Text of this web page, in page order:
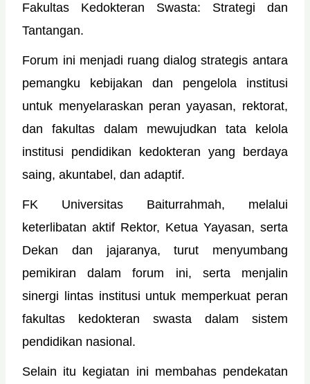
Fakultas Kedokteran Swasta: Strategi dan
Tantangan.
Forum ini menjadi ruang dialog strategis antara
pemangku kebijakan dan pengelola institusi
untuk menyelaraskan peran yayasan, rektorat,
dan fakultas dalam mewujudkan tata kelola
institusi pendidikan kedokteran yang berdaya
saing, akuntabel, dan adaptif.
FK Universitas Baiturrahmah, melalui
keterlibatan aktif Rektor, Ketua Yayasan, serta
Dekan dan jajaranya, turut menyumbang
pemikiran dalam forum ini, serta menjalin
sinergi lintas institusi untuk memperkuat peran
fakultas kedokteran swasta dalam sistem
pendidikan nasional.
Selain itu kegiatan ini membahas pendekatan